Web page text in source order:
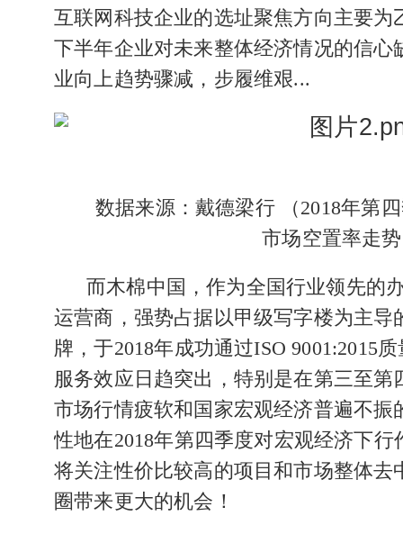
互联网科技企业的选址聚焦方向主要为
下半年企业对未来整体经济情况的信心
业向上趋势骤减，步履维艰...
数据来源：戴德梁行 （2018年第
市场空置率走
而木棉中国，作为全国行业领先的
运营商，强势占据以甲级写字楼为主导
牌，于2018年成功通过ISO 9001:2015
服务效应日趋突出，特别是在第三至
市场行情疲软和国家宏观经济普遍不振
性地在2018年第四季度对宏观经济下
将关注性价比较高的项目和市场整体去
圈带来更大的机会！